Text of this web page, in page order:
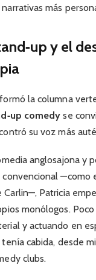
más
y el
la columna
comedy se
su voz más
anglosajona y
—como
Carlin—, Patricia
monólogos.
y actuando en
cabida, desde
clubs.